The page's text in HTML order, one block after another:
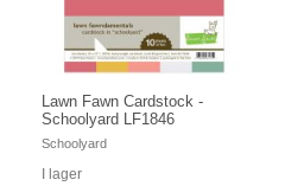
Lawn Fawn Cardstock -
Schoolyard LF1846
Schoolyard
I lager